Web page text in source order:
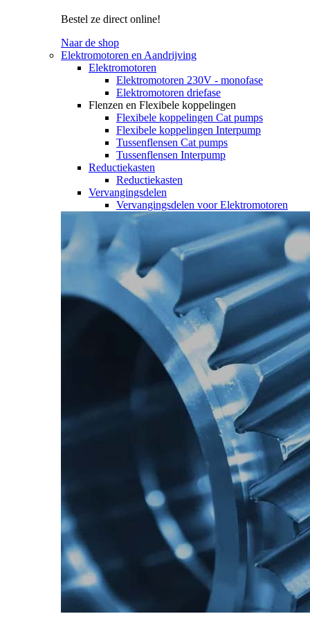
Bestel ze direct online!
Naar de shop
Elektromotoren en Aandrijving
Elektromotoren
Elektromotoren 230V - monofase
Elektromotoren driefase
Flenzen en Flexibele koppelingen
Flexibele koppelingen Cat pumps
Flexibele koppelingen Interpump
Tussenflensen Cat pumps
Tussenflensen Interpump
Reductiekasten
Reductiekasten
Vervangingsdelen
Vervangingsdelen voor Elektromotoren